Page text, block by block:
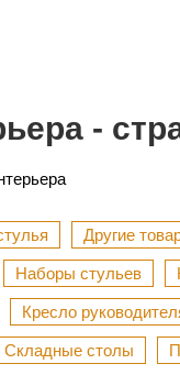
-
Другие
Наборы стульев
Кресло
Складные столы